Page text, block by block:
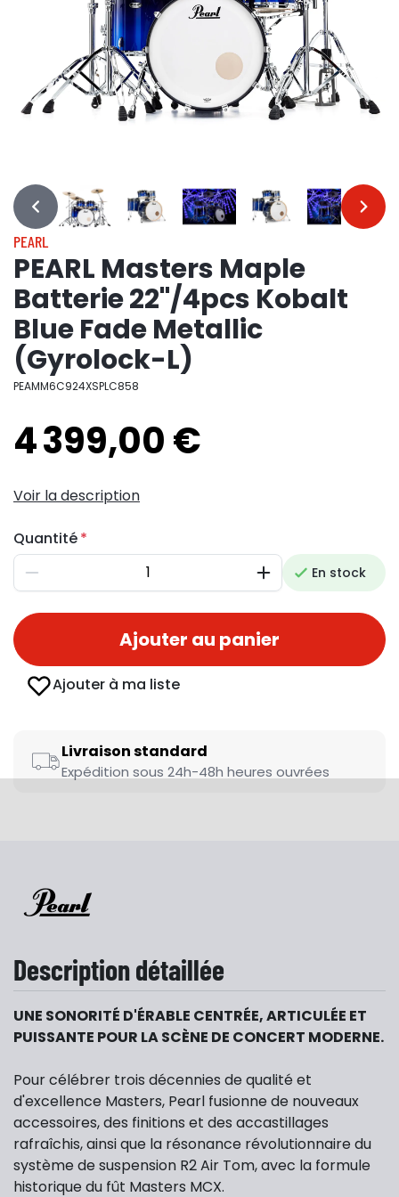
… …
PEARL
PEARL Masters Maple
Batterie 22"/4pcs Kobalt
Blue Fade Metallic
(Gyrolock-L)
PEAMM6C924XSPLC858
4 399,00 €
Voir la description
Quantité
Diminuer AugmenterEn stock
Ajouter au panier
Ajouter à ma liste
Livraison standard
Expédition sous 24h-48h heures ouvrées
Description détaillée
UNE SONORITÉ D'ÉRABLE CENTRÉE, ARTICULÉE ET
PUISSANTE POUR LA SCÈNE DE CONCERT MODERNE.
Pour célébrer trois décennies de qualité et
d'excellence Masters, Pearl fusionne de nouveaux
accessoires, des finitions et des accastillages
rafraîchis, ainsi que la résonance révolutionnaire du
système de suspension R2 Air Tom, avec la formule
historique du fût Masters MCX.